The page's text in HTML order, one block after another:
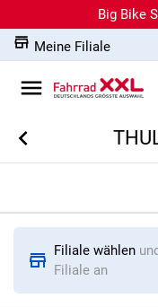
Big Bike
Meine Filiale
Filiale wählen
Filiale an